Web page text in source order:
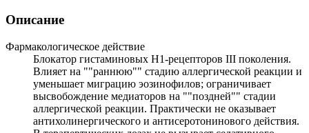
Описание
Фармакологическое действие
Блокатор гистаминовых H1-рецепторов III поколения.
Влияет на ""раннюю"" стадию аллергической реакции и
уменьшает миграцию эозинофилов; ограничивает
высвобождение медиаторов на ""поздней"" стадии
аллергической реакции. Практически не оказывает
антихолинергического и антисеротонинового действия.